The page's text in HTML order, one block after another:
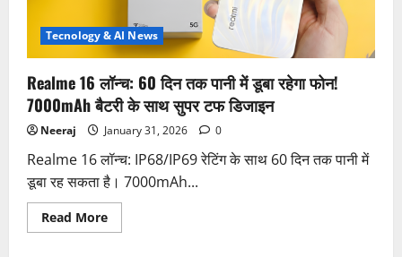
मचाएगा,
सर्टिफिकेशन
लीक
Tecnology & AI News
Realme 16 लॉन्च: 60 दिन तक पानी में डूबा रहेगा फोन!
7000mAh बैटरी के साथ सुपर टफ डिजाइन
Neeraj January 31, 2026 0
Realme 16 लॉन्च: IP68/IP69 रेटिंग के साथ 60 दिन तक पानी में
डूबा रह सकता है। 7000mAh...
Read MoreRead
more